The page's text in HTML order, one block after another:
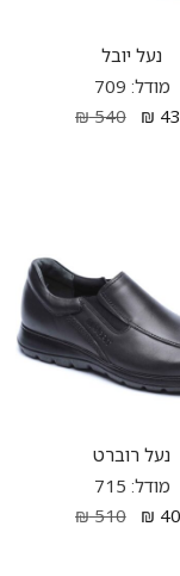
נעל יובל
מודל: 709
₪
₪540
נעל רוברט
מודל: 715
₪
₪510